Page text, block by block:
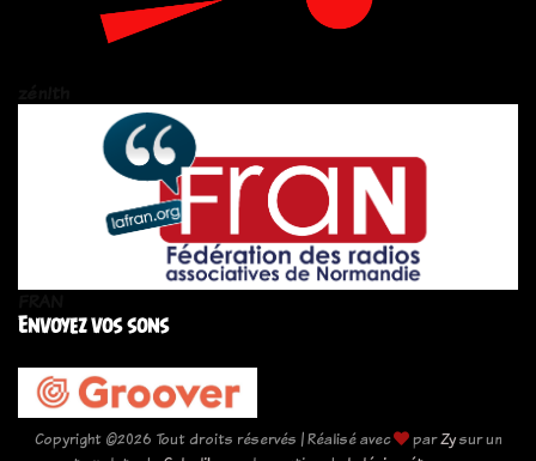
Envoyez vos sons
Copyright ©2026 Tout droits réservés | Réalisé avec parZysur un